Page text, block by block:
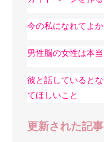
今の私になれてよ
男性脳の女性は本
彼と話していると
てほしいこと
更新された記事